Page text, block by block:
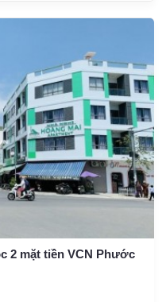
2 mặt tiền VCN Phước